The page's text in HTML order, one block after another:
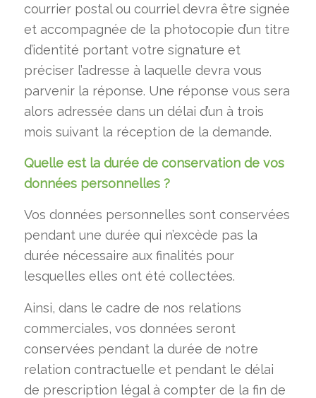
courrier postal ou courriel devra être signée
et accompagnée de la photocopie d’un titre
d’identité portant votre signature et
préciser l’adresse à laquelle devra vous
parvenir la réponse. Une réponse vous sera
alors adressée dans un délai d’un à trois
mois suivant la réception de la demande.
Quelle est la durée de conservation de vos
données personnelles ?
Vos données personnelles sont conservées
pendant une durée qui n’excède pas la
durée nécessaire aux finalités pour
lesquelles elles ont été collectées.
Ainsi, dans le cadre de nos relations
commerciales, vos données seront
conservées pendant la durée de notre
relation contractuelle et pendant le délai
de prescription légal à compter de la fin de